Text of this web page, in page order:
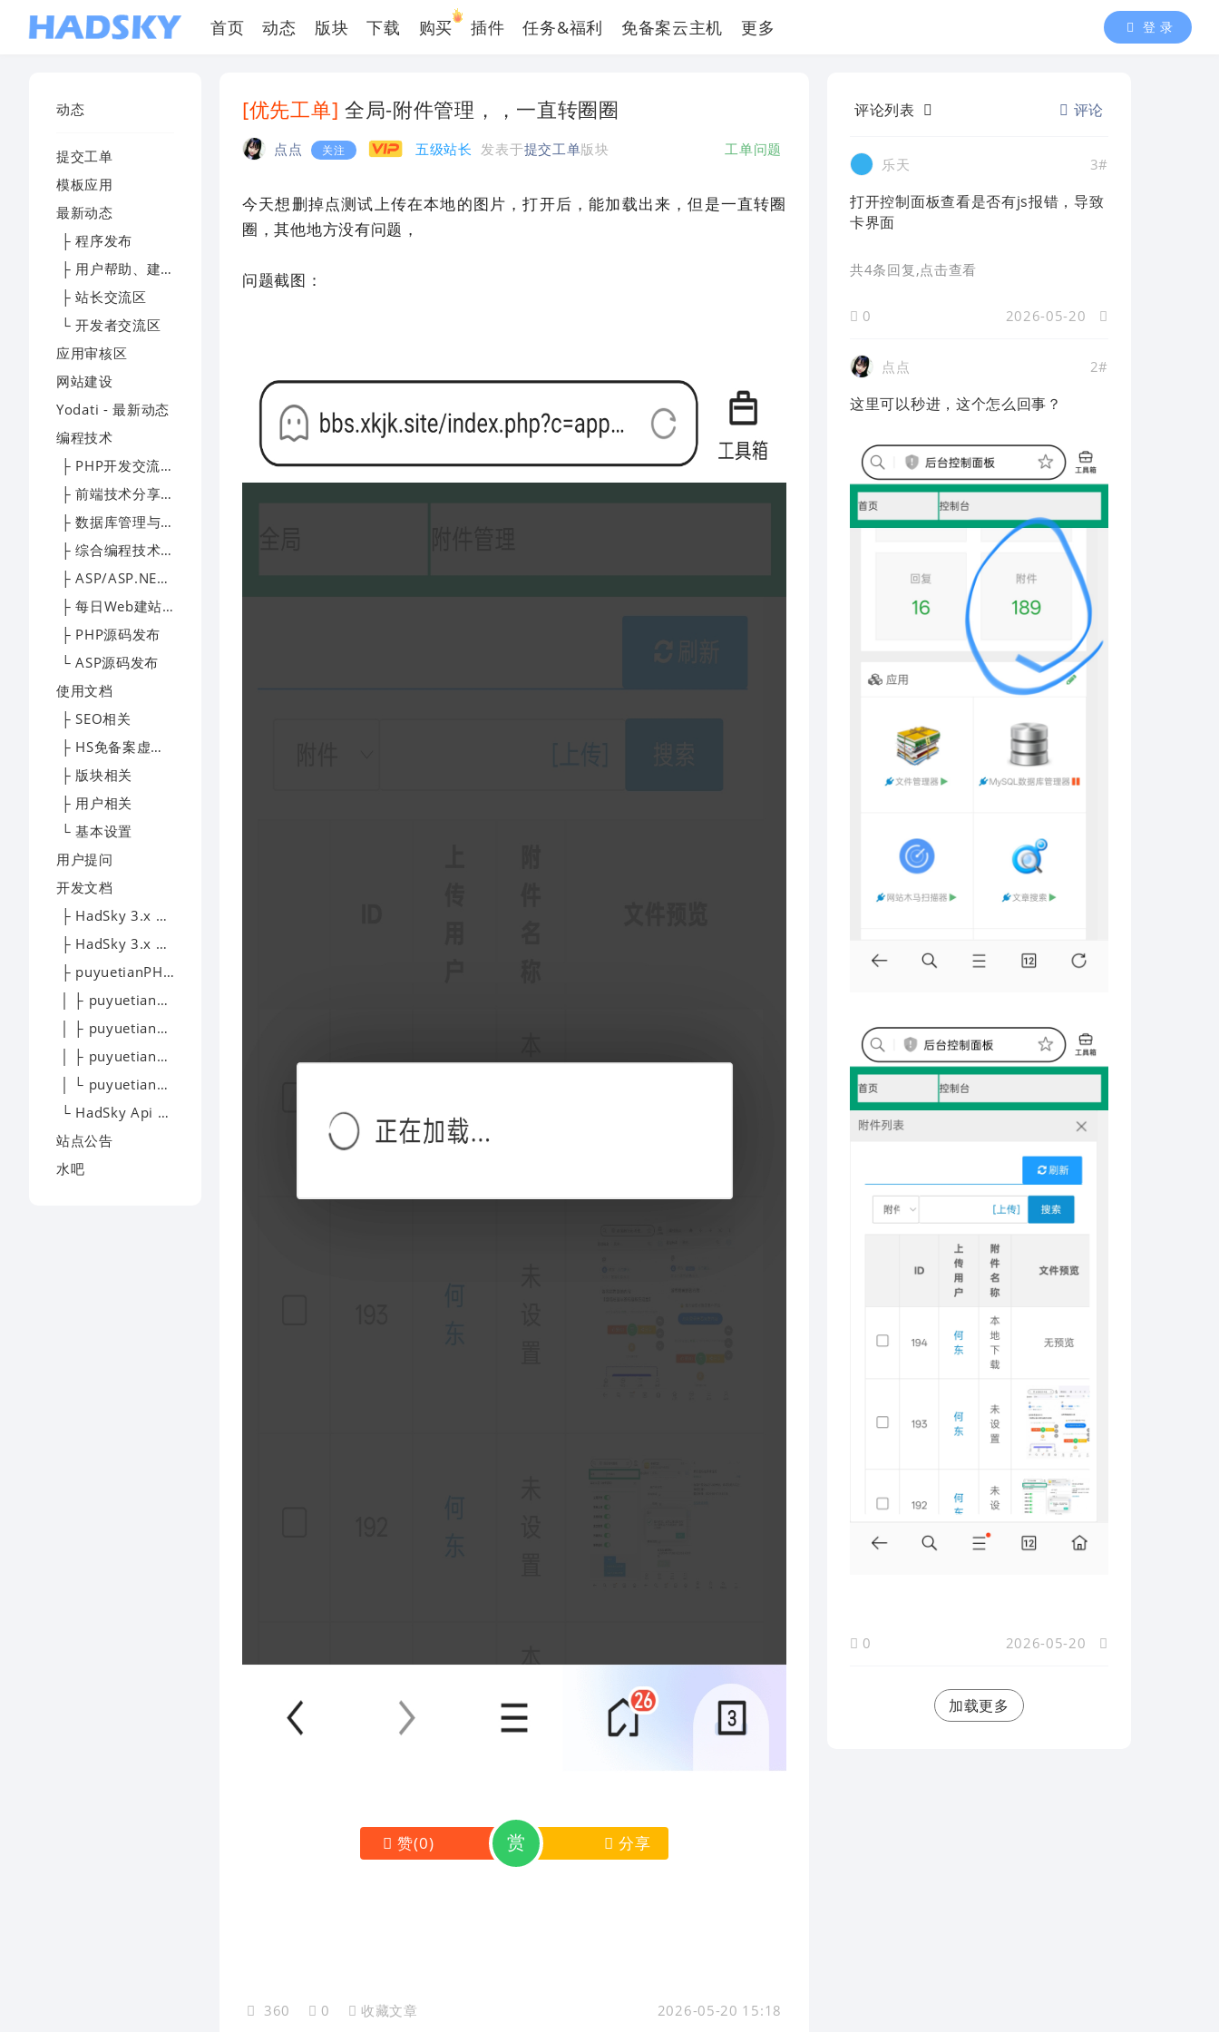
首页 动态 版块 下载 购买 插件 任务&福利 免备案云主机 更多 登 录
动态
提交工单
模板应用
最新动态
├ 程序发布
├ 用户帮助、建议及反馈
├ 站长交流区
└ 开发者交流区
应用审核区
网站建设
Yodati - 最新动态
编程技术
├ PHP开发交流区
├ 前端技术分享园地
├ 数据库管理与优化专区
├ 综合编程技术交流区
├ ASP/ASP.NET技术讨论区
├ 每日Web建站技术精选
├ PHP源码发布
└ ASP源码发布
使用文档
├ SEO相关
├ HS免备案虚拟主机帮助文档
├ 版块相关
├ 用户相关
└ 基本设置
用户提问
开发文档
├ HadSky 3.x 模板开发
├ HadSky 3.x 应用开发
├ puyuetianPHP - 开发文档
│ ├ puyuetianPHP - 下载
│ ├ puyuetianPHP - 文档
│ ├ puyuetianPHP - 提问
│ └ puyuetianPHP - 交流
└ HadSky Api 开发文档
站点公告
水吧
[优先工单] 全局-附件管理，，一直转圈圈
点点 关注 五级站长 发表于提交工单版块 工单问题
今天想删掉点测试上传在本地的图片，打开后，能加载出来，但是一直转圈
圈，其他地方没有问题，
问题截图：
赞(0) 赏 分享
360 0 收藏文章 2026-05-20 15:18
评论列表 评论
乐天 3#
打开控制面板查看是否有js报错，导致
卡界面
共4条回复 ,点击查看
0 2026-05-20
点点 2#
这里可以秒进，这个怎么回事？
0 2026-05-20
加载更多